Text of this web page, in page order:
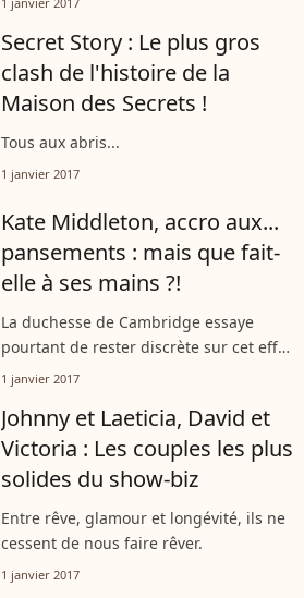
Secret Story : Le plus gros
clash de l'histoire de la
Maison des Secrets !
Tous aux abris...
1 janvier 2017
Kate Middleton, accro aux...
pansements : mais que fait-
elle à ses mains ?!
La duchesse de Cambridge essaye
pourtant de rester discrète sur cet effet
de style, mais on l'a bien remarqué...
1 janvier 2017
Johnny et Laeticia, David et
Victoria : Les couples les plus
solides du show-biz
Entre rêve, glamour et longévité, ils ne
cessent de nous faire rêver.
1 janvier 2017